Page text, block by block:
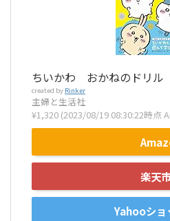
ちいかわ おかねのドリ
created by Rinker
主婦と生活社
¥1,320 (2023/08/19 08:30:22時点
楽天
Yahooショ